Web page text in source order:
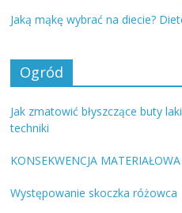
Jaką mąkę wybrać na diecie?
Ogród
Jak zmatowić błyszczące buty
techniki
KONSEKWENCJA MATERIAŁOWA
Występowanie skoczka różowca